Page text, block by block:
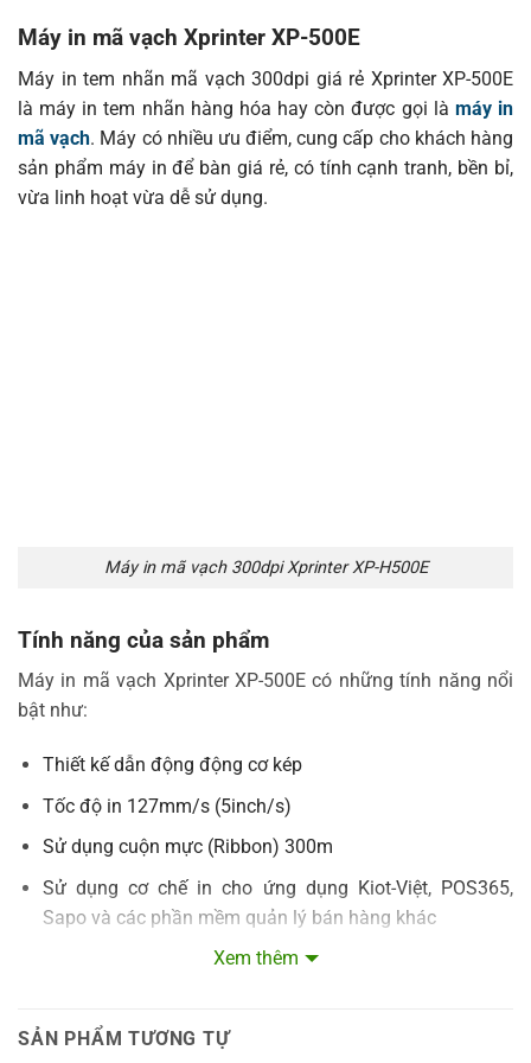
Máy in mã vạch Xprinter XP-500E
Máy in tem nhãn mã vạch 300dpi giá rẻ Xprinter XP-500E
là máy in tem nhãn hàng hóa hay còn được gọi là máy in
mã vạch. Máy có nhiều ưu điểm, cung cấp cho khách hàng
sản phẩm máy in để bàn giá rẻ, có tính cạnh tranh, bền bỉ,
vừa linh hoạt vừa dễ sử dụng.
Máy in mã vạch 300dpi Xprinter XP-H500E
Tính năng của sản phẩm
Máy in mã vạch Xprinter XP-500E có những tính năng nổi
bật như:
Thiết kế dẫn động động cơ kép
Tốc độ in 127mm/s (5inch/s)
Sử dụng cuộn mực (Ribbon) 300m
Sử dụng cơ chế in cho ứng dụng Kiot-Việt, POS365,
Sapo và các phần mềm quản lý bán hàng khác
RISC 200 MHz 32-bit và 8 MB SDRAM, 4 MB Flash
Chương trình cơ sở TSPL-EZ ™ mô phỏng ngôn ngữ
Xem thêm
SẢN PHẨM TƯƠNG TỰ